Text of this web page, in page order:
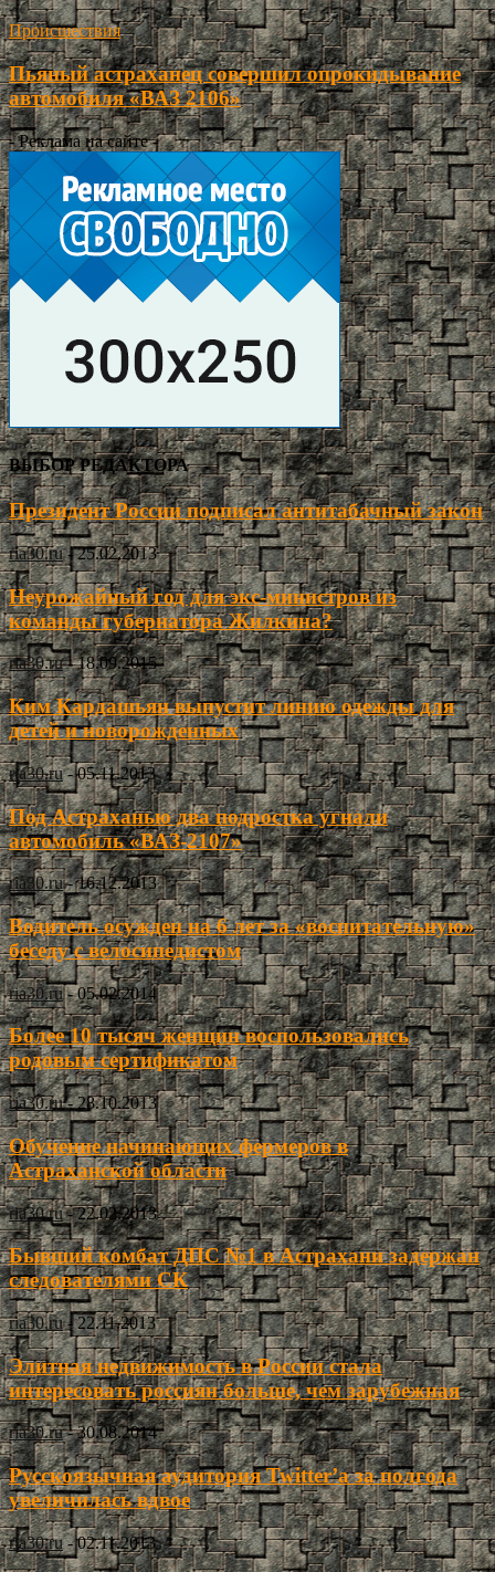
Происшествия
Пьяный астраханец совершил опрокидывание
автомобиля «ВАЗ 2106»
- Реклама на сайте -
ВЫБОР РЕДАКТОРА
Президент России подписал антитабачный закон
ria30.ru - 25.02.2013
Неурожайный год для экс-министров из
команды губернатора Жилкина?
ria30.ru - 18.09.2015
Ким Кардашьян выпустит линию одежды для
детей и новорожденных
ria30.ru - 05.11.2013
Под Астраханью два подростка угнали
автомобиль «ВАЗ-2107»
ria30.ru - 16.12.2013
Водитель осужден на 6 лет за «воспитательную»
беседу с велосипедистом
ria30.ru - 05.02.2014
Более 10 тысяч женщин воспользовались
родовым сертификатом
ria30.ru - 28.10.2013
Обучение начинающих фермеров в
Астраханской области
ria30.ru - 22.02.2013
Бывший комбат ДПС №1 в Астрахани задержан
следователями СК
ria30.ru - 22.11.2013
Элитная недвижимость в России стала
интересовать россиян больше, чем зарубежная
ria30.ru - 30.08.2014
Русскоязычная аудитория Twitter’а за полгода
увеличилась вдвое
ria30.ru - 02.11.2013